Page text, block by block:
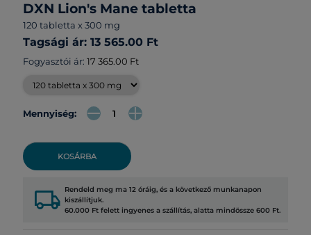
DXN Lion's Mane tabletta
120 tabletta x 300 mg
Tagsági ár: 13 565.00 Ft
Fogyasztói ár: 17 365.00 Ft
Mennyiség:
KOSÁRBA
local_shipping Rendeld meg ma 12 óráig, és a következő munkanapon
kiszállítjuk.
60.000 Ft felett ingyenes a szállítás, alatta mindössze 600 Ft.